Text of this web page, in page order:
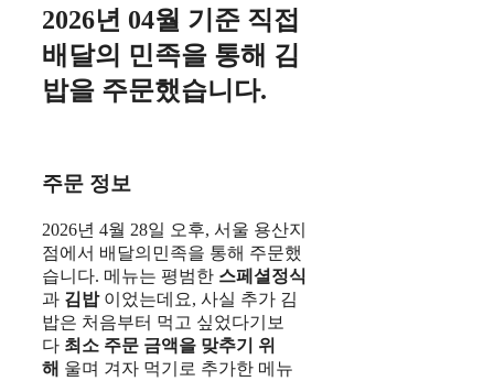
2026년 04월 기준 직접
배달의 민족을 통해 김
밥을 주문했습니다.
주문 정보
2026년 4월 28일 오후, 서울 용산지
점에서 배달의민족을 통해 주문했
습니다. 메뉴는 평범한 스페셜정식
과 김밥이었는데요, 사실 추가 김
밥은 처음부터 먹고 싶었다기보
다 최소 주문 금액을 맞추기 위
해 울며 겨자 먹기로 추가한 메뉴